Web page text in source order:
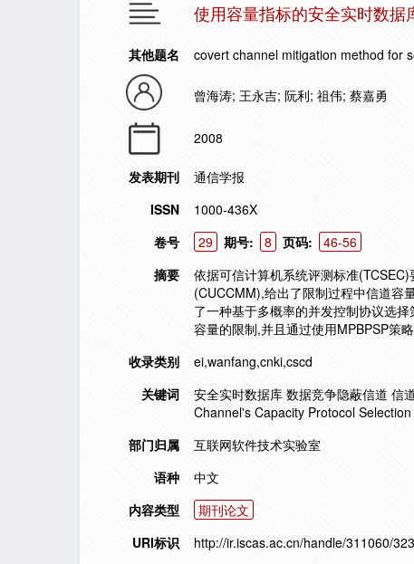
使用容量指标的安全实时数据
其他题名 covert channel mitigation method for
曾海涛; 王永吉; 阮利; 祖伟; 蔡嘉勇
2008
发表期刊
通信学报
ISSN
1000-436X
卷号
29 期号: 8 页码:
46-56
摘要
依据可信计算机系统评测标准
(CUCCMM),给出了限制过程中信道容
了一种基于多概率的并发控制协议选
容量的限制,并且通过使用MPBPSP策
收录类别
ei,wanfang,cnki,cscd
关键词
安全实时数据库 数据竞争隐蔽信道 信
Channel's Capacity Protocol
部门归属
互联网软件技术实验室
语种
中文
内容类型
期刊论文
URI标识
http://ir.iscas.ac.cn/handle/311060/